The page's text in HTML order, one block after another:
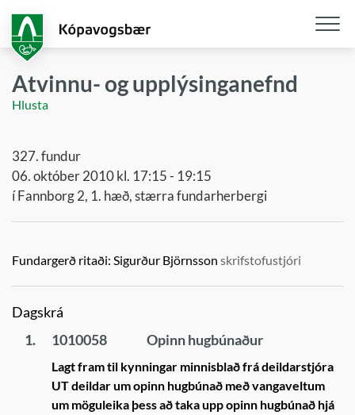
aðalefni
Atvinnu- og upplýsinganefnd
Hlusta
327. fundur
06. október 2010 kl. 17:15 - 19:15
í Fannborg 2, 1. hæð, stærra fundarherbergi
Fundargerð ritaði: Sigurður Björnsson skrifstofustjóri
Dagskrá
1. 1010058 Opinn hugbúnaður
Lagt fram til kynningar minnisblað frá deildarstjóra
UT deildar um opinn hugbúnað með vangaveltum
um möguleika þess að taka upp opinn hugbúnað hjá
Opna